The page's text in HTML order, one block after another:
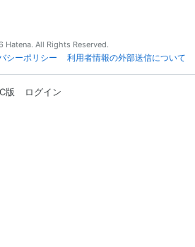
All Rights Reserved.
シーポリシー 利用者情報の外部送信について
版 ログイン